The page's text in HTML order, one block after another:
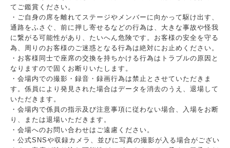
てご鑑賞ください。
・ご自身の席を離れてステージやメンバーに向かって駆け出す、
通路をふさぐ、前に押し寄せるなどの行為は、大きな事故や怪我
に繋がる可能性があり、たいへん危険です。お客様の安全を守る
為、周りのお客様のご迷惑となる行為は絶対にお止めください。
・お客様同士で座席の交換を持ちかける行為はトラブルの原因と
なりますので固くお断りいたします。
・会場内での撮影・録音・録画行為は禁止とさせていただきま
す。係員により発見された場合はデータを消去のうえ、退場して
いただきます。
・会場内で係員の指示及び注意事項に従わない場合、入場をお断
り、または退場いただきます。
・会場へのお問い合わせはご遠慮ください。
・公式SNSや収録カメラ、並びに写真の撮影が入る場合がござい